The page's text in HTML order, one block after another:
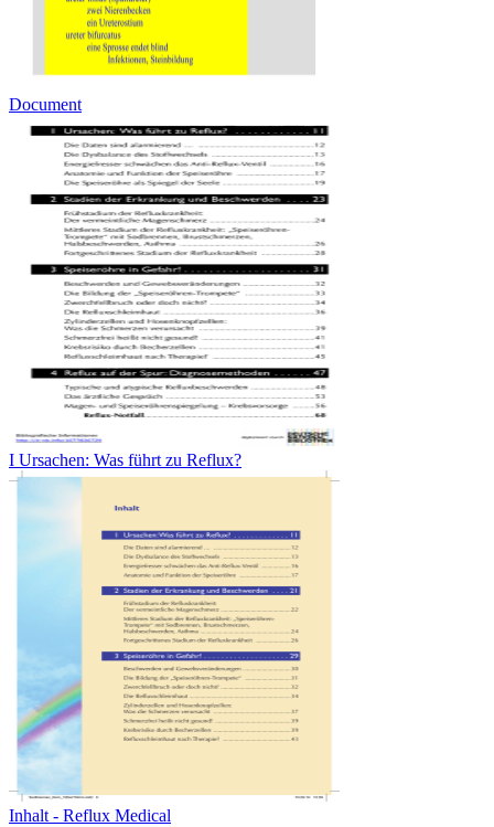
Document
I Ursachen: Was führt zu Reflux?
Inhalt - Reflux Medical